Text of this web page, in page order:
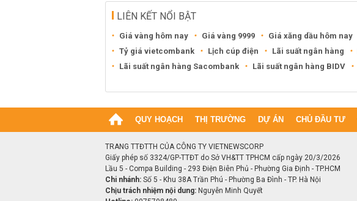
LIÊN KẾT NỔI BẬT
Giá vàng hôm nay Giá vàng 9999 Giá xăng dầu hôm nay
Tỷ giá vietcombank
Lịch cúp điện Lãi suất ngân hàng
Lãi suất ngân hàng Sacombank
Lãi suất ngân hàng BIDV
QUY HOẠCH THỊ TRƯỜNG DỰ ÁN CHỦ ĐẦU TƯ
TRANG TTĐTTH CỦA CÔNG TY VIETNEWSCORP
Giấy phép số 3324/GP-TTĐT do Sở VH&TT TPHCM cấp ngày 20/3/2026
Lầu 5 - Compa Building - 293 Điện Biên Phủ - Phường Gia Định - TP.HCM
Chi nhánh: Số 5 - Khu 38A Trần Phú - Phường Ba Đình - TP. Hà Nội
Chịu trách nhiệm nội dung: Nguyễn Minh Quyết